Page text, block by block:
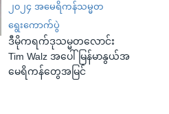
၂၀၂၄ အမေရိကန်သမ္မတ
ရွေးကောက်ပွဲ
ဒီမိုကရက်ဒုသမ္မတလောင်း
Tim Walz အပေါ် မြန်မာနွယ်အ
မေရိကန်တွေအမြင်